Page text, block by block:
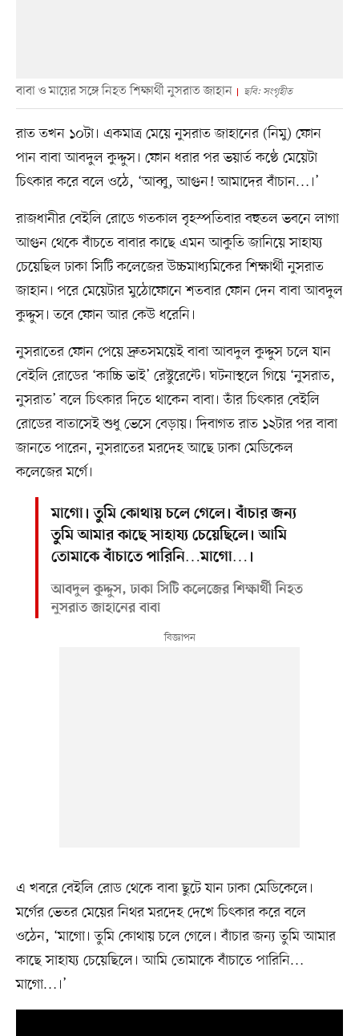
বাবা ও মায়ের সঙ্গে নিহত শিক্ষার্থী নুসরাত জাহান ছবি: সংগৃহীত
রাত তখন ১০টা। একমাত্র মেয়ে নুসরাত জাহানের (নিমু) ফোন
পান বাবা আবদুল কুদ্দুস। ফোন ধরার পর ভয়ার্ত কণ্ঠে মেয়েটা
চিৎকার করে বলে ওঠে, ‘আব্বু, আগুন! আমাদের বাঁচান…।’
রাজধানীর বেইলি রোডে গতকাল বৃহস্পতিবার বহুতল ভবনে লাগা
আগুন থেকে বাঁচতে বাবার কাছে এমন আকুতি জানিয়ে সাহায্য
চেয়েছিল ঢাকা সিটি কলেজের উচ্চমাধ্যমিকের শিক্ষার্থী নুসরাত
জাহান। পরে মেয়েটার মুঠোফোনে শতবার ফোন দেন বাবা আবদুল
কুদ্দুস। তবে ফোন আর কেউ ধরেনি।
নুসরাতের ফোন পেয়ে দ্রুতসময়েই বাবা আবদুল কুদ্দুস চলে যান
বেইলি রোডের ‘কাচ্চি ভাই’ রেস্টুরেন্টে। ঘটনাস্থলে গিয়ে ‘নুসরাত,
নুসরাত’ বলে চিৎকার দিতে থাকেন বাবা। তাঁর চিৎকার বেইলি
রোডের বাতাসেই শুধু ভেসে বেড়ায়। দিবাগত রাত ১২টার পর বাবা
জানতে পারেন, নুসরাতের মরদেহ আছে ঢাকা মেডিকেল
কলেজের মর্গে।
মাগো। তুমি কোথায় চলে গেলে। বাঁচার জন্য
তুমি আমার কাছে সাহায্য চেয়েছিলে। আমি
তোমাকে বাঁচাতে পারিনি…মাগো…।
আবদুল কুদ্দুস, ঢাকা সিটি কলেজের শিক্ষার্থী নিহত
নুসরাত জাহানের বাবা
এ খবরে বেইলি রোড থেকে বাবা ছুটে যান ঢাকা মেডিকেলে।
মর্গের ভেতর মেয়ের নিথর মরদেহ দেখে চিৎকার করে বলে
ওঠেন, ‘মাগো। তুমি কোথায় চলে গেলে। বাঁচার জন্য তুমি আমার
কাছে সাহায্য চেয়েছিলে। আমি তোমাকে বাঁচাতে পারিনি…
মাগো…।’